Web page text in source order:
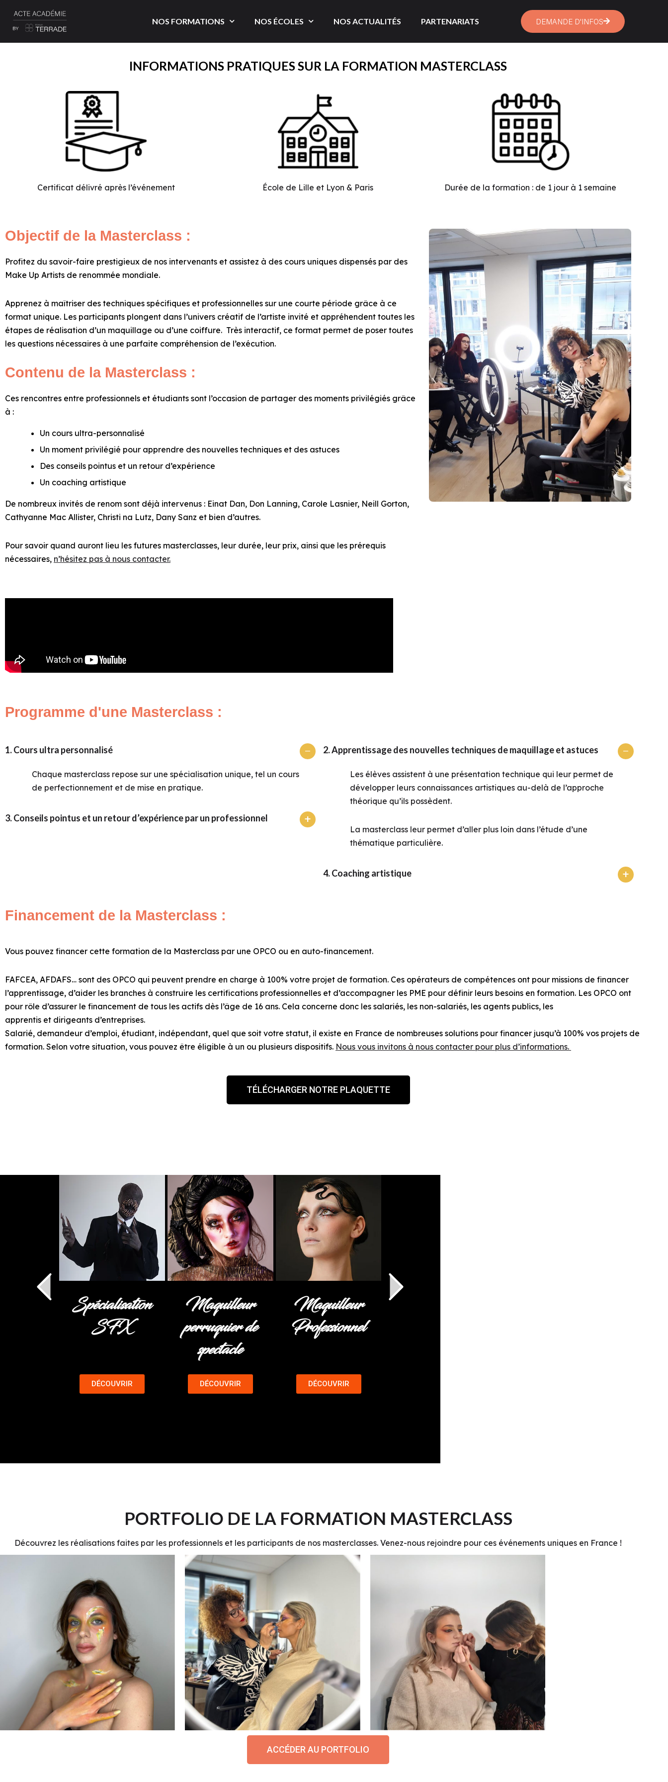
NOS FORMATIONS NOS ÉCOLES NOS ACTUALITÉS PARTENARIATS DEMANDE D'INFOS
INFORMATIONS PRATIQUES SUR LA FORMATION MASTERCLASS
Certificat délivré après l’événement École de Lille et Lyon & Paris Durée de la formation : de 1 jour à 1 semaine
Objectif de la Masterclass :
Profitez du savoir-faire prestigieux de nos intervenants et assistez à des cours uniques dispensés par des
Make Up Artists de renommée mondiale.
Apprenez à maîtriser des techniques spécifiques et professionnelles sur une courte période grâce à ce
format unique. Les participants plongent dans l’univers créatif de l’artiste invité et appréhendent toutes les
étapes de réalisation d’un maquillage ou d’une coiffure. Très interactif, ce format permet de poser toutes
les questions nécessaires à une parfaite compréhension de l’exécution.
Contenu de la Masterclass :
Ces rencontres entre professionnels et étudiants sont l’occasion de partager des moments privilégiés grâce
à :
Un cours ultra-personnalisé
Un moment privilégié pour apprendre des nouvelles techniques et des astuces
Des conseils pointus et un retour d’expérience
Un coaching artistique
De nombreux invités de renom sont déjà intervenus : Einat Dan, Don Lanning, Carole Lasnier, Neill Gorton,
Cathyanne Mac Allister, Christi na Lutz, Dany Sanz et bien d’autres.
Pour savoir quand auront lieu les futures masterclasses, leur durée, leur prix, ainsi que les prérequis
nécessaires, n’hésitez pas à nous contacter.
Programme d'une Masterclass :
1. Cours ultra personnalisé
Chaque masterclass repose sur une spécialisation unique, tel un cours
de perfectionnement et de mise en pratique.
3. Conseils pointus et un retour d’expérience par un professionnel
2. Apprentissage des nouvelles techniques de maquillage et astuces
Les élèves assistent à une présentation technique qui leur permet de
développer leurs connaissances artistiques au-delà de l’approche
théorique qu’ils possèdent.
La masterclass leur permet d’aller plus loin dans l’étude d’une
thématique particulière.
4. Coaching artistique
Financement de la Masterclass :
Vous pouvez financer cette formation de la Masterclass par une OPCO ou en auto-financement.
FAFCEA, AFDAFS… sont des OPCO qui peuvent prendre en charge à 100% votre projet de formation. Ces opérateurs de compétences ont pour missions de financer
l’apprentissage, d’aider les branches à construire les certifications professionnelles et d’accompagner les PME pour définir leurs besoins en formation. Les OPCO ont
pour rôle d’assurer le financement de tous les actifs dès l’âge de 16 ans. Cela concerne donc les salariés, les non-salariés, les agents publics, les
apprentis et dirigeants d’entreprises.
Salarié, demandeur d’emploi, étudiant, indépendant, quel que soit votre statut, il existe en France de nombreuses solutions pour financer jusqu’à 100% vos projets de
formation. Selon votre situation, vous pouvez être éligible à un ou plusieurs dispositifs. Nous vous invitons à nous contacter pour plus d’informations.
TÉLÉCHARGER NOTRE PLAQUETTE
Spécialisation
SFX
DÉCOUVRIR
Maquilleur
perruquier de
spectacle
DÉCOUVRIR
Maquilleur
Professionnel
DÉCOUVRIR
PORTFOLIO DE LA FORMATION MASTERCLASS
Découvrez les réalisations faites par les professionnels et les participants de nos masterclasses. Venez-nous rejoindre pour ces événements uniques en France !
ACCÉDER AU PORTFOLIO